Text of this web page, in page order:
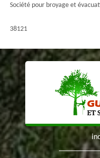
Société pour broyage et
38121